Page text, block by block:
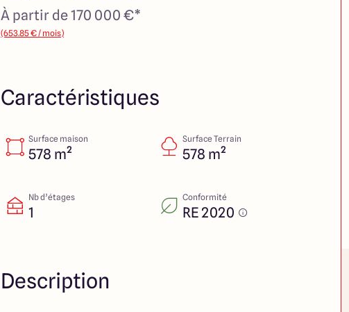
À partir de 170 000 €*
(653.85 € / mois)
Caractéristiques
Surface maison
578 m²
Surface Terrain
578 m²
Nb d’étages
1
Conformité
RE 2020
Description